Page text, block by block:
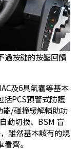
過按鍵的按壓回饋
及6具氣囊等基本
括PCS預警式防護
/碰撞緩解輔助功
動切換、BSM 盲
雖然基本該有的規
齊。